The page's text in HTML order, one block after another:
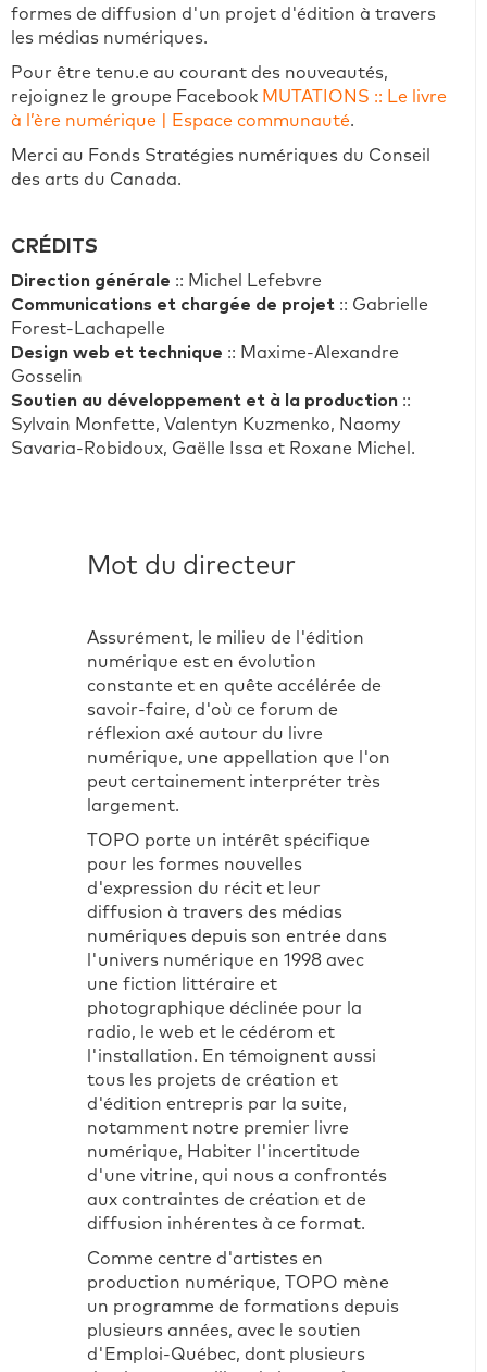
formes de diffusion d'un projet d'édition à travers
les médias numériques.
Pour être tenu.e au courant des nouveautés,
rejoignez le groupe Facebook MUTATIONS :: Le livre
à l’ère numérique | Espace communauté.
Merci au Fonds Stratégies numériques du Conseil
des arts du Canada.
CRÉDITS
Direction générale :: Michel Lefebvre
Communications et chargée de projet :: Gabrielle
Forest-Lachapelle
Design web et technique :: Maxime-Alexandre
Gosselin
Soutien au développement et à la production ::
Sylvain Monfette, Valentyn Kuzmenko, Naomy
Savaria-Robidoux, Gaëlle Issa et Roxane Michel.
Mot du directeur
Assurément, le milieu de l'édition
numérique est en évolution
constante et en quête accélérée de
savoir-faire, d'où ce forum de
réflexion axé autour du livre
numérique, une appellation que l'on
peut certainement interpréter très
largement.
TOPO porte un intérêt spécifique
pour les formes nouvelles
d'expression du récit et leur
diffusion à travers des médias
numériques depuis son entrée dans
l'univers numérique en 1998 avec
une fiction littéraire et
photographique déclinée pour la
radio, le web et le cédérom et
l'installation. En témoignent aussi
tous les projets de création et
d'édition entrepris par la suite,
notamment notre premier livre
numérique, Habiter l'incertitude
d'une vitrine, qui nous a confrontés
aux contraintes de création et de
diffusion inhérentes à ce format.
Comme centre d'artistes en
production numérique, TOPO mène
un programme de formations depuis
plusieurs années, avec le soutien
d'Emploi-Québec, dont plusieurs